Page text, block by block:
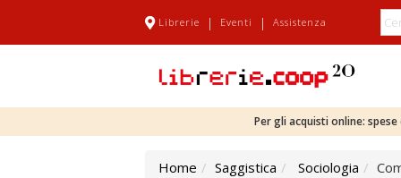
Librerie | Eventi | Assistenza
Per gli acquisti online:
Home Saggistica Sociologia